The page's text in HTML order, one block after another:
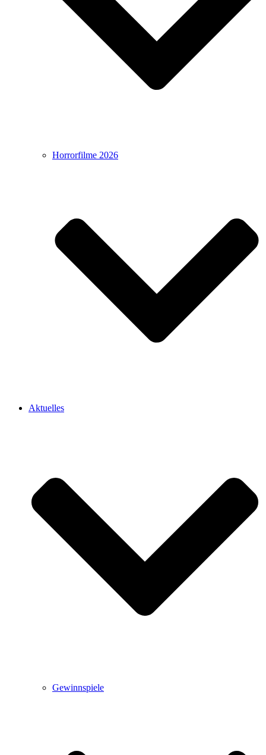
Horrorfilme 2026
Aktuelles
Gewinnspiele